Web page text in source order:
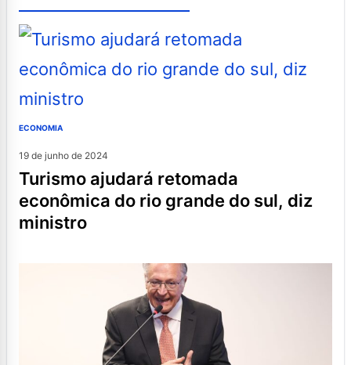
ECONOMIA
19 de junho de 2024
turismo ajudará retomada
econômica do rio grande do sul, diz
ministro